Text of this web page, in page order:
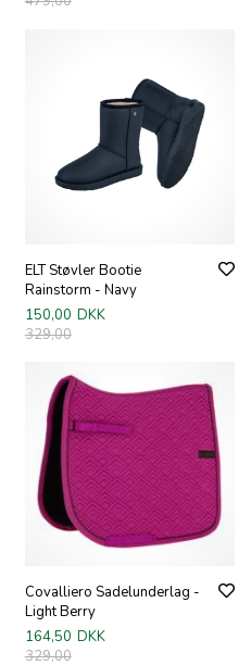
ELT Støvler Bootie
Rainstorm - Navy
150,00 DKK
329,00
Covalliero Sadelunderlag -
Light Berry
164,50 DKK
329,00